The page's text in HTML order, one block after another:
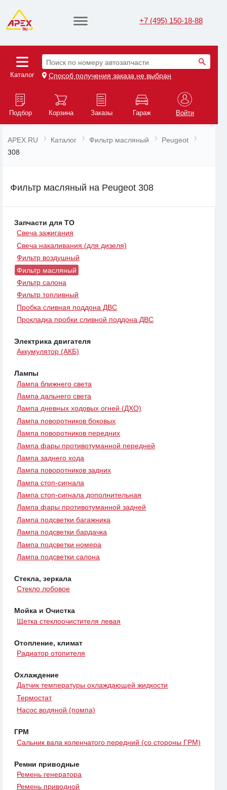
+7 (495) 150-18-88
Каталог
Поиск по номеру автозапчасти
Способ получения заказа не выбран
Подбор Корзина Заказы Гараж Войти
APEX.RU Каталог Фильтр масляный
Peugeot
308
Фильтр масляный на Peugeot 308
Запчасти для ТО
Свеча зажигания
Свеча накаливания (для дизеля)
Фильтр воздушный
Фильтр масляный
Фильтр салона
Фильтр топливный
Пробка сливная поддона ДВС
Прокладка пробки сливной поддона ДВС
Электрика двигателя
Аккумулятор (АКБ)
Лампы
Лампа ближнего света
Лампа дальнего света
Лампа дневных ходовых огней (ДХО)
Лампа поворотников боковых
Лампа поворотников передних
Лампа фары противотуманной передней
Лампа заднего хода
Лампа поворотников задних
Лампа стоп-сигнала
Лампа стоп-сигнала дополнительная
Лампа фары противотуманной задней
Лампа подсветки багажника
Лампа подсветки бардачка
Лампа подсветки номера
Лампа подсветки салона
Стекла, зеркала
Стекло лобовое
Мойка и Очистка
Щетка стеклоочистителя левая
Отопление, климат
Радиатор отопителя
Охлаждение
Датчик температуры охлаждающей жидкости
Термостат
Насос водяной (помпа)
ГРМ
Сальник вала коленчатого передний (со стороны ГРМ)
Ремни приводные
Ремень генератора
Ремень приводной